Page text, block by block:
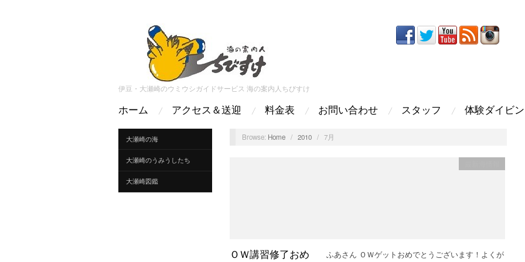
伊豆・大瀬崎のウミウシガイドサービス 海の案内人ちびすけ
ホーム アクセス＆送迎 料金表 お問い合わせ スタッフ 体験ダイビ
大瀬崎の海
大瀬崎のうみうしたち
大瀬崎図鑑
Browse: Home / 2010 / 7月
ＯＷ講習修了おめ
ふあさん ＯＷゲットおめでとうございます！よくが